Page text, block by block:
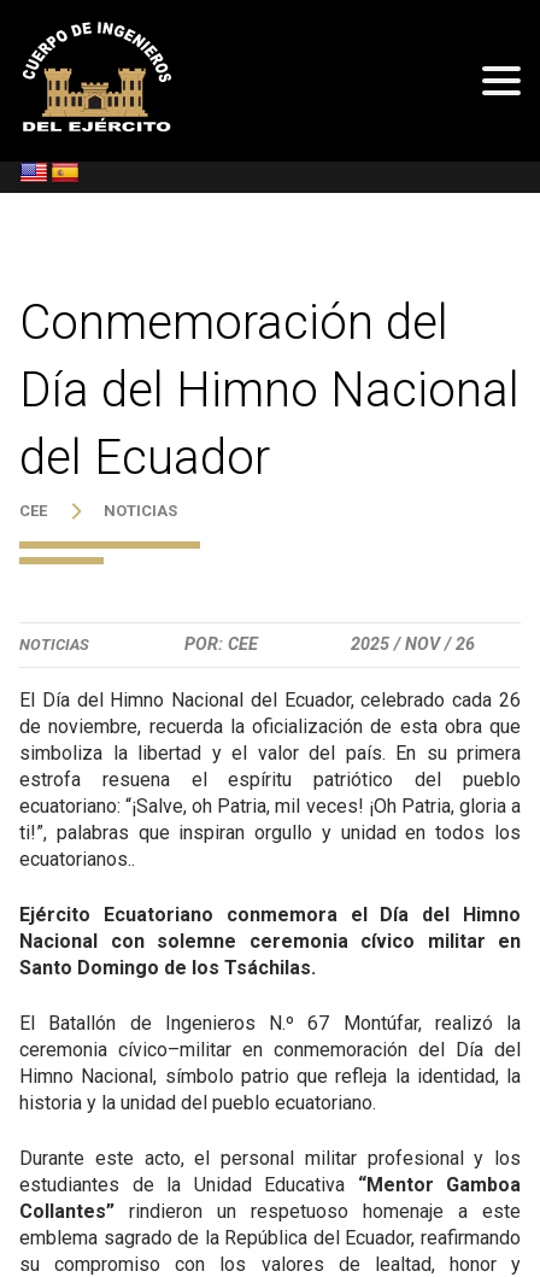
Conmemoración del
Día del Himno Nacional
del Ecuador
CEE NOTICIAS
NOTICIAS POR: CEE 2025 / NOV / 26
El Día del Himno Nacional del Ecuador, celebrado cada 26
de noviembre, recuerda la oficialización de esta obra que
simboliza la libertad y el valor del país. En su primera
estrofa resuena el espíritu patriótico del pueblo
ecuatoriano: “¡Salve, oh Patria, mil veces! ¡Oh Patria, gloria a
ti!”, palabras que inspiran orgullo y unidad en todos los
ecuatorianos..
Ejército Ecuatoriano conmemora el Día del Himno
Nacional con solemne ceremonia cívico militar en
Santo Domingo de los Tsáchilas.
El Batallón de Ingenieros N.º 67 Montúfar, realizó la
ceremonia cívico–militar en conmemoración del Día del
Himno Nacional, símbolo patrio que refleja la identidad, la
historia y la unidad del pueblo ecuatoriano.
Durante este acto, el personal militar profesional y los
estudiantes de la Unidad Educativa “Mentor Gamboa
Collantes” rindieron un respetuoso homenaje a este
emblema sagrado de la República del Ecuador, reafirmando
su compromiso con los valores de lealtad, honor y